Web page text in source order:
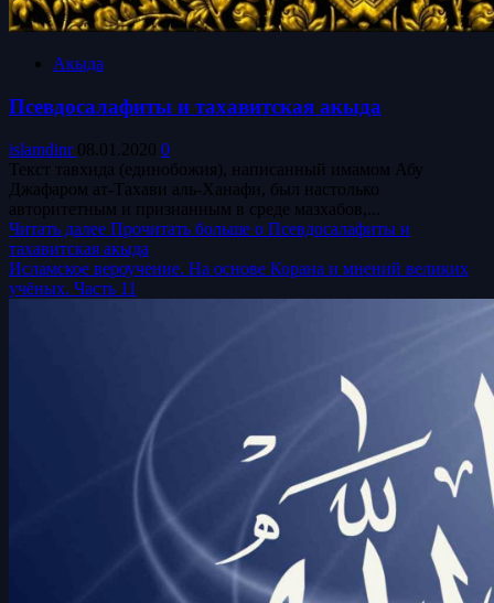
Акыда
Псевдосалафиты и тахавитская акыда
islamdinr 08.01.2020 0
Текст тавхида (единобожия), написанный имамом Абу
Джафаром ат-Тахави аль-Ханафи, был настолько
авторитетным и признанным в среде мазхабов,...
Читать далее Прочитать больше о Псевдосалафиты и
тахавитская акыда
Исламское вероучение. На основе Корана и мнений великих
учёных. Часть 11